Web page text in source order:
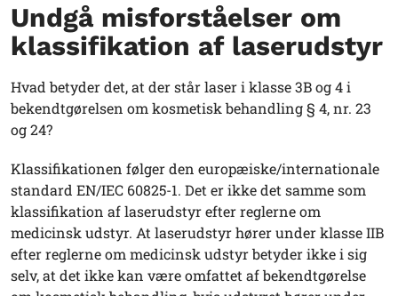
Undgå misforståelser om
klassifikation af laserudstyr
Hvad betyder det, at der står laser i klasse 3B og 4 i
bekendtgørelsen om kosmetisk behandling § 4, nr. 23
og 24?
Klassifikationen følger den europæiske/internationale
standard EN/IEC 60825-1. Det er ikke det samme som
klassifikation af laserudstyr efter reglerne om
medicinsk udstyr. At laserudstyr hører under klasse IIB
efter reglerne om medicinsk udstyr betyder ikke i sig
selv, at det ikke kan være omfattet af bekendtgørelse